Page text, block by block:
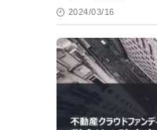
12%】
2024/03/16